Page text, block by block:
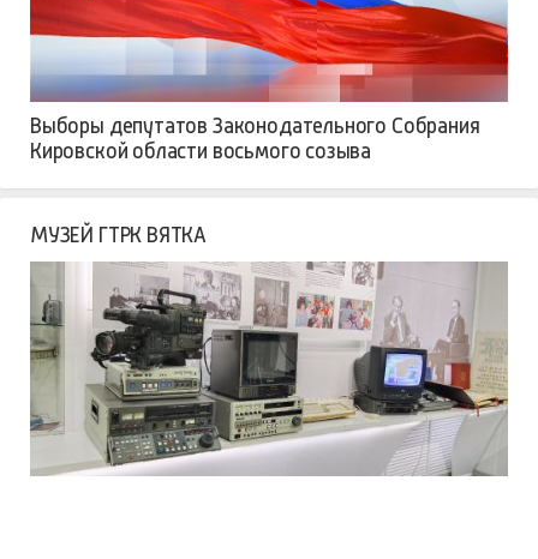
Выборы депутатов Законодательного Собрания
Кировской области восьмого созыва
МУЗЕЙ ГТРК ВЯТКА